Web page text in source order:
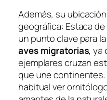
Además, su
geográfica: Estaca
un punto clave para la
aves migratorias, ya
ejemplares cruzan
que une continentes.
habitual ver